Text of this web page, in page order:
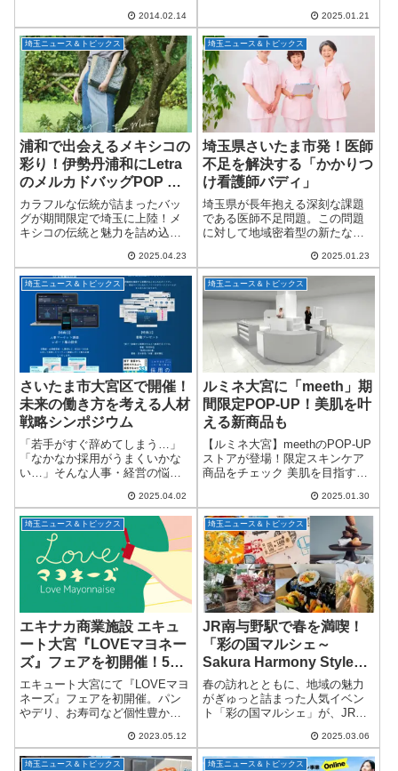
名所やおもしろスポットを紹介
して参りました。あれから色々
とあーだこー...
2014.02.14
店」をオープンします！グラン
ドオープンは2025年3月10日
（月）。さらに、2月28日から3
月...
2025.01.21
埼玉ニュース＆トピックス
浦和で出会えるメキシコの
彩り！伊勢丹浦和にLetra
のメルカドバッグPOP UP
SHOP登場
カラフルな伝統が詰まったバッ
グが期間限定で埼玉に上陸！メ
キシコの伝統と魅力を詰め込ん
ラ）」が、関東・関西3会場で同
時にPOP UP SHOPを開催しま
す！そのひとつとして、埼玉県
さいた...
2025.04.23
埼玉ニュース＆トピックス
埼玉県さいたま市発！医師
不足を解決する「かかりつ
け看護師バディ」
埼玉県が長年抱える深刻な課題
である医師不足問題。この問題
に対して地域密着型の新たなサ
も「かかりつけ看護師バデ
ィ」。2023年11月に設立された
このサービスは、住み慣れた地
域で安心して暮らし...
2025.01.23
埼玉ニュース＆トピックス
さいたま市大宮区で開催！
未来の働き方を考える人材
戦略シンポジウム
「若手がすぐ辞めてしまう…」
「なかなか採用がうまくいかな
い…」そんな人事・経営の悩み
2025年5月16日（金）、さいたま
市大宮区にて、株式会社シンミ
ドウが主催する注目イベント
「未来を創る人...
2025.04.02
埼玉ニュース＆トピックス
ルミネ大宮に「meeth」期
間限定POP-UP！美肌を叶
える新商品も
【ルミネ大宮】meethのPOP-UP
ストアが登場！限定スキンケア
商品をチェック 美肌を目指す人
ド「meeth / ミース」が、2025年
2月13日（木）からルミネ大宮で
POP-UPストア...
2025.01.30
埼玉ニュース＆トピックス
エキナカ商業施設 エキュ
ート大宮『LOVEマヨネー
ズ』フェアを初開催！5月
15日から
エキュート大宮にて『LOVEマヨ
ネーズ』フェアを初開催。パン
やデリ、お寿司など個性豊かな
『LOVEマヨネーズ』フェア初開
催！エキュート大宮では、マヨ
2023.05.12
埼玉ニュース＆トピックス
JR南与野駅で春を満喫！
「彩の国マルシェ～
Sakura Harmony Style
～」開催決定！
春の訪れとともに、地域の魅力
がぎゅっと詰まった人気イベン
ト「彩の国マルシェ」が、JR南
月22日（土）・23日（日）の2日
間、JR南与野駅の北側高架下
2025.03.06
埼玉ニュース＆トピックス 埼玉ニュース＆トピックス